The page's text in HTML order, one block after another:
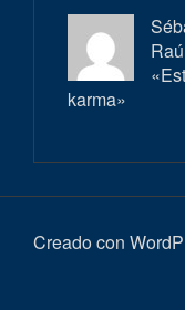
karma»
Creado con